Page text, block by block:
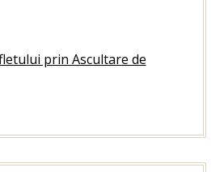
prin Ascultare de